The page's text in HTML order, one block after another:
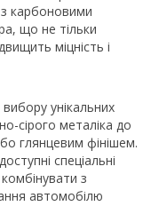
карбоновими
що не тільки
міцність і
унікальних
сірого металіка до
глянцевим фінішем.
спеціальні
з
автомобілю